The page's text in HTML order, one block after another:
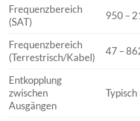
Frequenzbereich
(SAT)
950 –
Frequenzbereich
(Terrestrisch/Kabel)
47 –
Entkopplung
zwischen
Ausgängen
Typisch